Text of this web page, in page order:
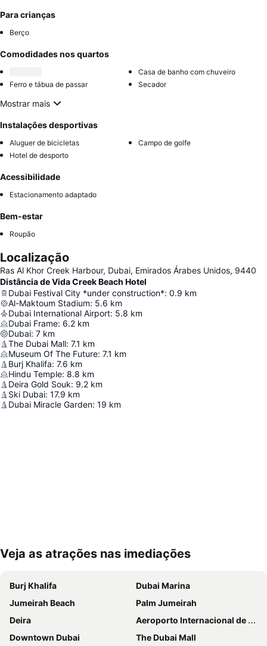
Para crianças
Berço
Comodidades nos quartos
Casa de banho com chuveiro
Ferro e tábua de passar
Secador
Mostrar mais
Instalações desportivas
Aluguer de bicicletas
Campo de golfe
Hotel de desporto
Acessibilidade
Estacionamento adaptado
Bem-estar
Roupão
Localização
Ras Al Khor Creek Harbour, Dubai, Emirados Árabes Unidos, 9440
Distância de Vida Creek Beach Hotel
Dubai Festival City *under construction*: 0.9 km
Al-Maktoum Stadium: 5.6 km
Dubai International Airport: 5.8 km
Dubai Frame: 6.2 km
Dubai: 7 km
The Dubai Mall: 7.1 km
Museum Of The Future: 7.1 km
Burj Khalifa: 7.6 km
Hindu Temple: 8.8 km
Deira Gold Souk: 9.2 km
Ski Dubai: 17.9 km
Dubai Miracle Garden: 19 km
Ampliar mapa
Veja as atrações nas imediações
Burj Khalifa
Dubai Marina
Jumeirah Beach
Palm Jumeirah
Deira
Aeroporto Internacional de Dubai
Downtown Dubai
The Dubai Mall